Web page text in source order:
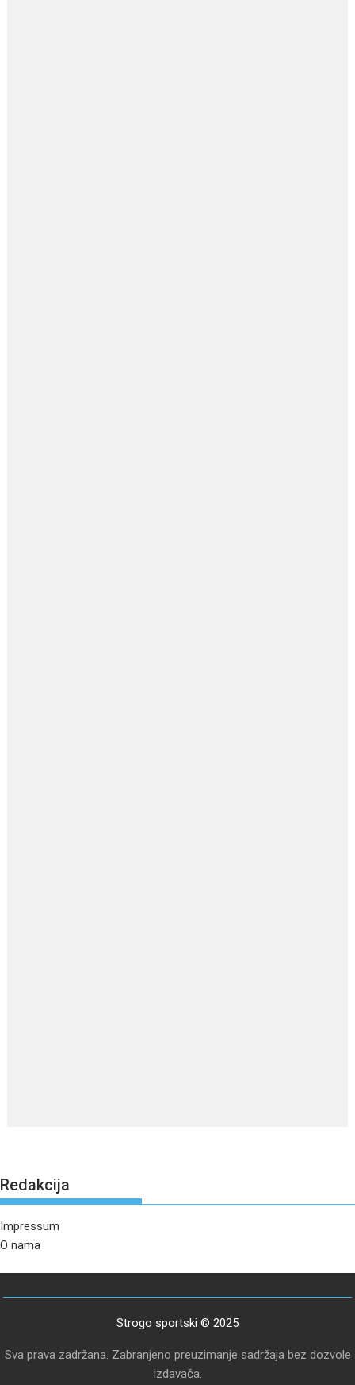
Redakcija
Impressum
O nama
Strogo sportski © 2025
Sva prava zadržana. Zabranjeno preuzimanje sadržaja bez dozvole
izdavača.